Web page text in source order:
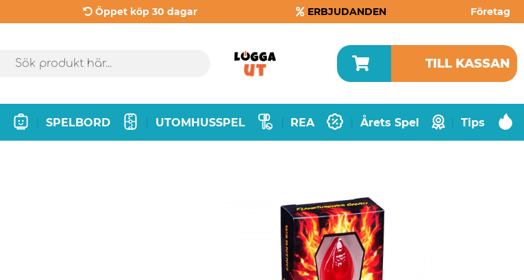
Öppet köp 30 dagar ERBJUDANDEN Företag
TILL KASSAN
SPELBORD UTOMHUSSPEL REA Årets Spel Tips